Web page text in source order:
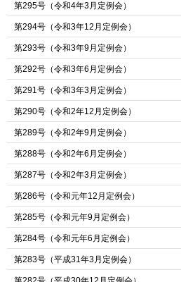
第295号（令和4年3月定例会）
第294号（令和3年12月定例会）
第293号（令和3年9月定例会）
第292号（令和3年6月定例会）
第291号（令和3年3月定例会）
第290号（令和2年12月定例会）
第289号（令和2年9月定例会）
第288号（令和2年6月定例会）
第287号（令和2年3月定例会）
第286号（令和元年12月定例会）
第285号（令和元年9月定例会）
第284号（令和元年6月定例会）
第283号（平成31年3月定例会）